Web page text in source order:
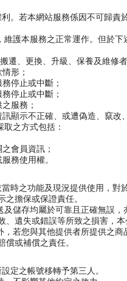
。若本網站服務係因不可歸
護本服務之正常運作。但於
遷、更換、升級、保養及維修者
形；
停止或中斷；
停止或中斷；
服務；
顯示不正確、或遭偽造、竄改
之方式包括：
會員資訊；
務使用權。
時之功能及現況提供使用，
擔保或保證責任。
儲存均屬於可靠且正確無誤
遺失或錯誤等所致之損害，本
若您與其他提供者所提供之
或補償之責任。
定之帳號移轉予第三人。